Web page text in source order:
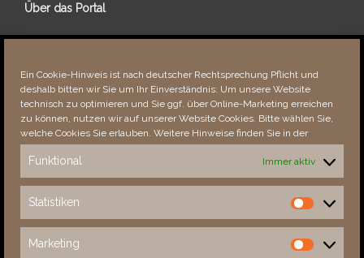
Ein Cookie-Hinweis ist nach deutscher Rechtsprechung Pflicht und
deshalb bitten wir Sie um Ihr Einverständnis: Um unsere Website
technisch zu optimieren und Sie ggf. über Online-Marketing erreichen
zu können, nutzen wir auf unserer Website Cookies. Bitte wählen Sie,
welche Cookies Sie erlauben. Weitere Hinweise finden Sie in der
Funktional Immer aktiv
Statistiken
Statistiken
Marketing
Marketing
Über das Portal
Über dieses Portal
Fehler bemerkt?
Besucher seit 08/​2021
This Week
35389